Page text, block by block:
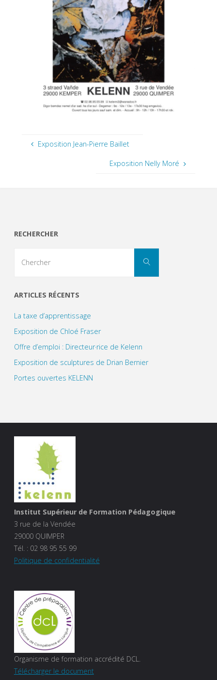
Exposition Jean-Pierre Baillet
Exposition Nelly Moré
RECHERCHER
Chercher
ARTICLES RÉCENTS
La taxe d’apprentissage
Exposition de Chloé Fraser
Offre d’emploi : Directeur·rice de Kelenn
Exposition de sculptures de Drian Bernier
Portes ouvertes KELENN
Institut Supérieur de Formation Pédagogique
3 rue de la Vendée
29000 QUIMPER
Tél. : 02 98 95 55 99
Politique de confidentialité
Organisme de formation accrédité DCL.
Télécharger le document